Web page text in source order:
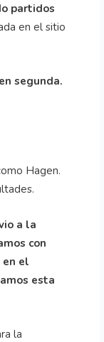
partidos
en el sitio
segunda.
Hagen.
a la
con
en el
esta
la